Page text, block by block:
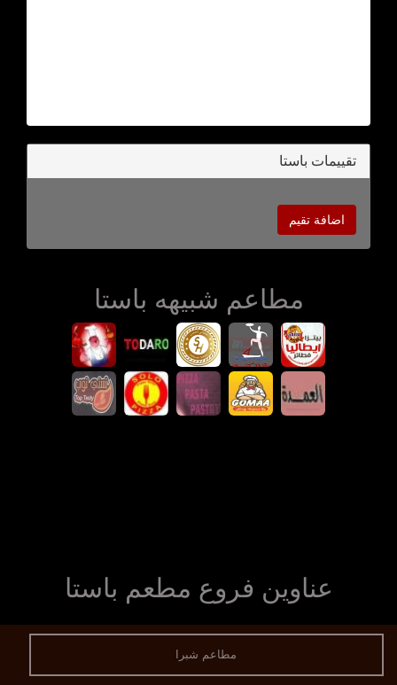
تقييمات باستا
اضافة تقيم
مطاعم شبيهه باستا
عناوين فروع مطعم باستا
مطاعم شبرا